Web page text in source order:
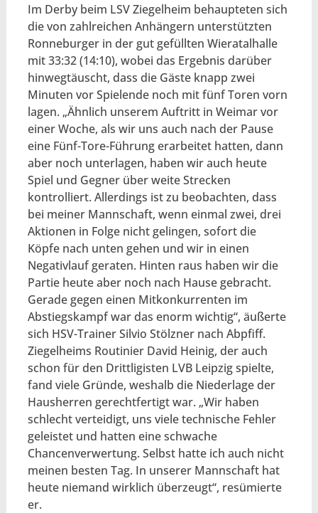
Im Derby beim LSV Ziegelheim behaupteten sich
die von zahlreichen Anhängern unterstützten
Ronneburger in der gut gefüllten Wieratalhalle
mit 33:32 (14:10), wobei das Ergebnis darüber
hinwegtäuscht, dass die Gäste knapp zwei
Minuten vor Spielende noch mit fünf Toren vorn
lagen. „Ähnlich unserem Auftritt in Weimar vor
einer Woche, als wir uns auch nach der Pause
eine Fünf-Tore-Führung erarbeitet hatten, dann
aber noch unterlagen, haben wir auch heute
Spiel und Gegner über weite Strecken
kontrolliert. Allerdings ist zu beobachten, dass
bei meiner Mannschaft, wenn einmal zwei, drei
Aktionen in Folge nicht gelingen, sofort die
Köpfe nach unten gehen und wir in einen
Negativlauf geraten. Hinten raus haben wir die
Partie heute aber noch nach Hause gebracht.
Gerade gegen einen Mitkonkurrenten im
Abstiegskampf war das enorm wichtig“, äußerte
sich HSV-Trainer Silvio Stölzner nach Abpfiff.
Ziegelheims Routinier David Heinig, der auch
schon für den Drittligisten LVB Leipzig spielte,
fand viele Gründe, weshalb die Niederlage der
Hausherren gerechtfertigt war. „Wir haben
schlecht verteidigt, uns viele technische Fehler
geleistet und hatten eine schwache
Chancenverwertung. Selbst hatte ich auch nicht
meinen besten Tag. In unserer Mannschaft hat
heute niemand wirklich überzeugt“, resümierte
er.